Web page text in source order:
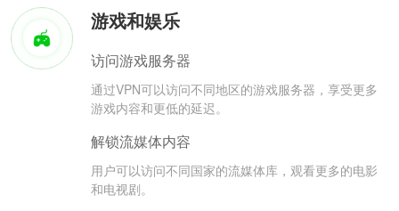
游戏和娱乐
访问游戏服务器
通过VPN可以访问不同地区的游戏服务器，享受更多
游戏内容和更低的延迟。
解锁流媒体内容
用户可以访问不同国家的流媒体库，观看更多的电影
和电视剧。